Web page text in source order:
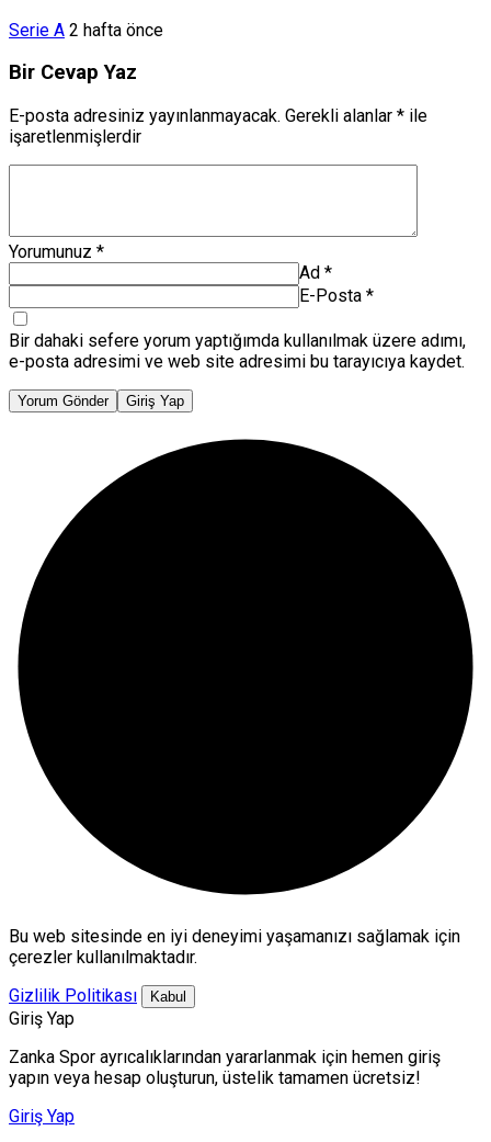
Serie A 2 hafta önce
Bir Cevap Yaz
E-posta adresiniz yayınlanmayacak. Gerekli alanlar * ile
işaretlenmişlerdir
Yorumunuz *
Ad *
E-Posta *
Bir dahaki sefere yorum yaptığımda kullanılmak üzere adımı,
e-posta adresimi ve web site adresimi bu tarayıcıya kaydet.
Yorum Gönder Giriş Yap
Bu web sitesinde en iyi deneyimi yaşamanızı sağlamak için
çerezler kullanılmaktadır.
Gizlilik Politikası
Kabul
Giriş Yap
Zanka Spor ayrıcalıklarından yararlanmak için hemen giriş
yapın veya hesap oluşturun, üstelik tamamen ücretsiz!
Giriş Yap